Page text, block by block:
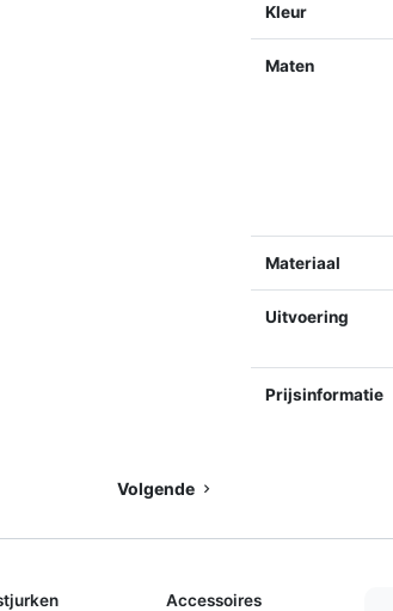
Kleur
Maten
Materiaal
Uitvoering
Prijsinformatie
Volgende
Accessoires